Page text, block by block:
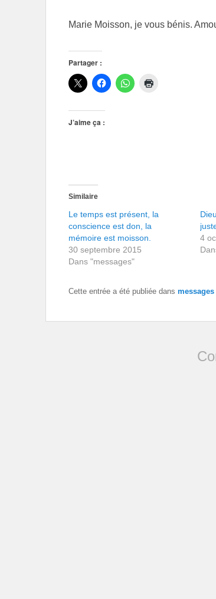
Marie Moisson, je vous bénis.
Partager :
J’aime ça :
Similaire
Le temps est présent, la
conscience est don, la
mémoire est moisson.
30 septembre 2015
Dans "messages"
4
Cette entrée a été publiée dans messages